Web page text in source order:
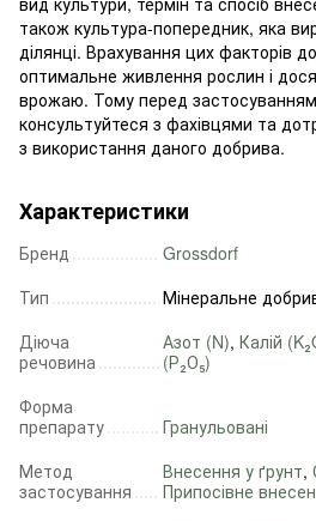
також культура-попередник, яка
ділянці. Врахування цих факторів
оптимальне живлення рослин і
врожаю. Тому перед
консультуйтеся з фахівцями та
з використання даного добрива.
Характеристики
Бренд
Grossdorf
Тип
Мінеральне
Діюча
речовина
Азот (N), Калій
(Р₂О₅)
Форма
препарату
Гранульовані
Метод
застосування
Внесення у ґрунт,
Припосівне